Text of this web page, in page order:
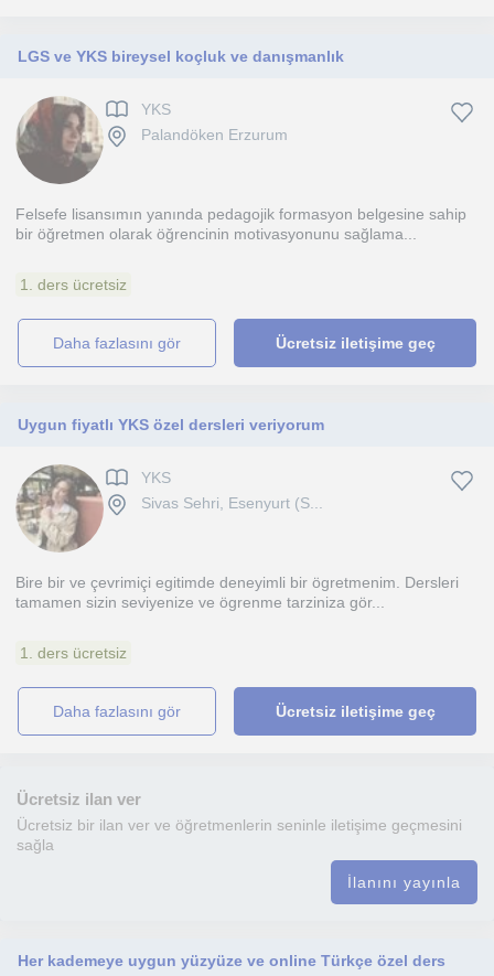
LGS ve YKS bireysel koçluk ve danışmanlık
YKS
Palandöken Erzurum
Felsefe lisansımın yanında pedagojik formasyon belgesine sahip
bir öğretmen olarak öğrencinin motivasyonunu sağlama...
1. ders ücretsiz
daha fazlasını gör Ücretsiz iletişime geç
Uygun fiyatlı YKS özel dersleri veriyorum
YKS
Sivas Sehri, Esenyurt (S...
Bire bir ve çevrimiçi egitimde deneyimli bir ögretmenim. Dersleri
tamamen sizin seviyenize ve ögrenme tarziniza gör...
1. ders ücretsiz
daha fazlasını gör Ücretsiz iletişime geç
Ücretsiz ilan ver
Ücretsiz bir ilan ver ve öğretmenlerin seninle iletişime geçmesini
sağla
İlanını yayınla
Her kademeye uygun yüzyüze ve online Türkçe özel ders